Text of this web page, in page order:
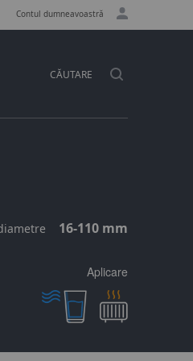
Contul dumneavoastră
CĂUTARE
16-110 mm
Aplicare